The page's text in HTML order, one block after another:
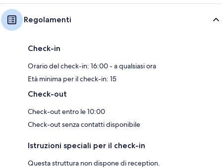
Regolamenti
Check-in
Orario del check-in: 16:00 - a qualsiasi ora
Età minima per il check-in: 15
Check-out
Check-out entro le 10:00
Check-out senza contatti disponibile
Istruzioni speciali per il check-in
Questa struttura non dispone di reception.